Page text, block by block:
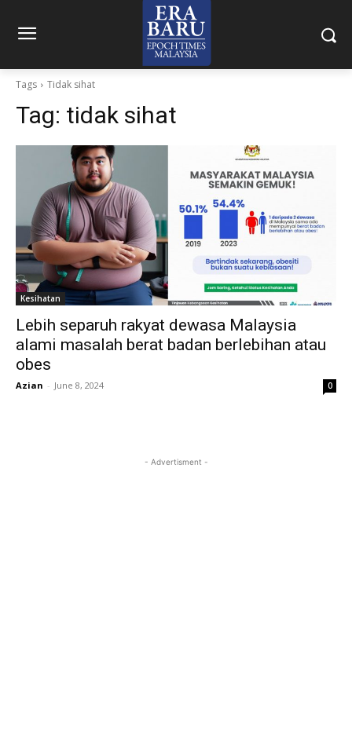
Tags Tidak sihat
Tag: tidak sihat
Kesihatan
Lebih separuh rakyat dewasa Malaysia
alami masalah berat badan berlebihan atau
obes
Azian - June 8, 2024 0
- Advertisment -